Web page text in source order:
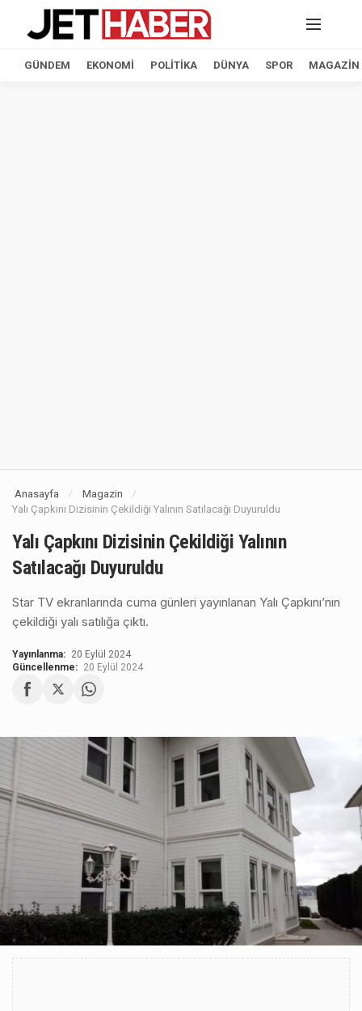
GÜNDEM EKONOMI POLITIKA DÜNYA SPOR MAGAZIN
Anasayfa / Magazin /
Yalı Çapkını Dizisinin Çekildiği Yalının Satılacağı Duyuruldu
Yalı Çapkını Dizisinin Çekildiği Yalının
Satılacağı Duyuruldu
Star TV ekranlarında cuma günleri yayınlanan Yalı Çapkını’nın
çekildiği yalı satılığa çıktı.
Yayınlanma: 20 Eylül 2024
Güncellenme: 20 Eylül 2024